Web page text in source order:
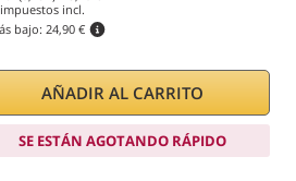
incl.
bajo: 24,90 €
AÑADIR AL CARRITO
SE ESTÁN AGOTANDO RÁPIDO